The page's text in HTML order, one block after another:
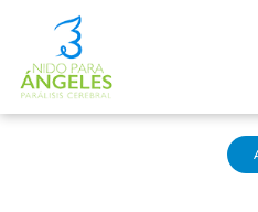
contenido